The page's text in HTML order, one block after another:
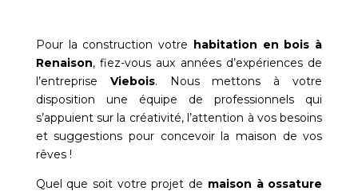
Pour la construction votre habitation en bois à
Renaison, fiez-vous aux années d’expériences de
l’entreprise Viebois. Nous mettons à votre
disposition une équipe de professionnels qui
s’appuient sur la créativité, l’attention à vos besoins
et suggestions pour concevoir la maison de vos
rêves !
Quel que soit votre projet de maison à ossature